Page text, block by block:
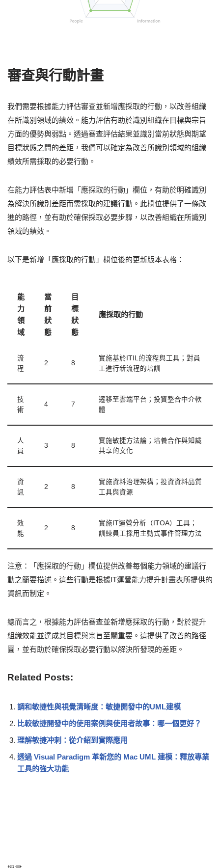
審查與行動計畫
我們需要根據能力評估審查並新增應採取的行動，以改善組織
在所識別領域的績效。能力評估有助於識別組織在目標與宗旨
方面的優勢與弱點。透過審查評估結果並識別當前狀態與期望
目標狀態之間的差距，我們可以確定為改善所識別領域的組織
績效所需採取的必要行動。
在能力評估表中新增「應採取的行動」欄位，有助於明確識別
為解決所識別差距而需採取的建議行動。此欄位提供了一條改
進的路徑，並有助於確保採取必要步驟，以改善組織在所識別
領域的績效。
以下是新增「應採取的行動」欄位後的更新版本表格：
能
力
領
域
當
前
狀
態
目
標
狀
態
應採取的行動
流
程
2 8
實施基於ITIL的流程與工具；對員
工進行新流程的培訓
技
術
4 7
遷移至雲端平台；投資整合中介軟
體
人
員
3 8
實施敏捷方法論；培養合作與知識
共享的文化
資
訊
2 8
實施資料治理架構；投資資料品質
工具與資源
效
能
2 8
實施IT運營分析（ITOA）工具；
訓練員工採用主動式事件管理方法
注意：「應採取的行動」欄位提供改善每個能力領域的建議行
動之簡要描述。這些行動是根據IT運營能力提升計畫表所提供的
資訊而制定。
總而言之，根據能力評估審查並新增應採取的行動，對於提升
組織效能並達成其目標與宗旨至關重要。這提供了改善的路徑
圖，並有助於確保採取必要行動以解決所發現的差距。
Related Posts:
調和敏捷性與視覺清晰度：敏捷開發中的UML建模
比較敏捷開發中的使用案例與使用者故事：哪一個更好？
理解敏捷冲刺：從介紹到實際應用
透過 Visual Paradigm 革新您的 Mac UML 建模：釋放專業
工具的強大功能